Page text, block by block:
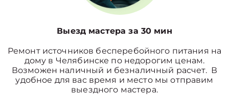
Выезд мастера за 30 мин
Ремонт источников бесперебойного питания на
дому в Челябинске по недорогим ценам.
Возможен наличный и безналичный расчет. В
удобное для вас время и место мы отправим
выездного мастера.